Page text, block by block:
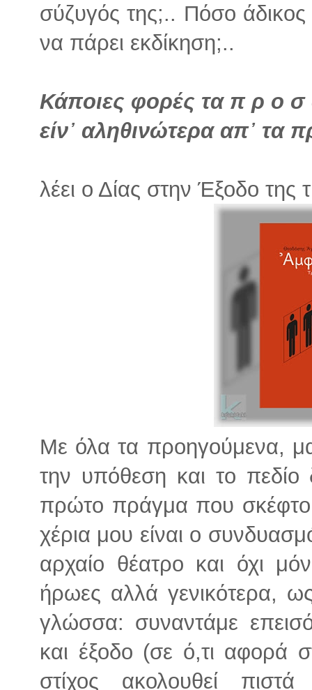
σύζυγός της;.. Πόσο άδικος
να πάρει εκδίκηση;..
Κάποιες φορές τα π ρ ο σ
είν᾽ αληθινώτερα απ᾽ τα
λέει ο Δίας στην Έξοδο της
Με όλα τα προηγούμενα,
την υπόθεση και το
πρώτο πράγμα που
χέρια μου είναι ο
αρχαίο θέατρο και όχι
ήρωες αλλά γενικότερα,
γλώσσα: συναντάμε
και έξοδο (σε ό,τι αφορά
στίχος ακολουθεί